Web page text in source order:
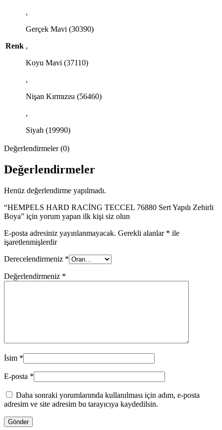
Renk
,
Gerçek Mavi (30390)
,
Koyu Mavi (37110)
,
Nişan Kırmızısı (56460)
,
Siyah (19990)
Değerlendirmeler (0)
Değerlendirmeler
Henüz değerlendirme yapılmadı.
“HEMPELS HARD RACİNG TECCEL 76880 Sert Yapılı Zehirli
Boya” için yorum yapan ilk kişi siz olun
E-posta adresiniz yayınlanmayacak. Gerekli alanlar * ile
işaretlenmişlerdir
Derecelendirmeniz *
Değerlendirmeniz *
İsim *
E-posta *
Daha sonraki yorumlarımda kullanılması için adım, e-posta
adresim ve site adresim bu tarayıcıya kaydedilsin.